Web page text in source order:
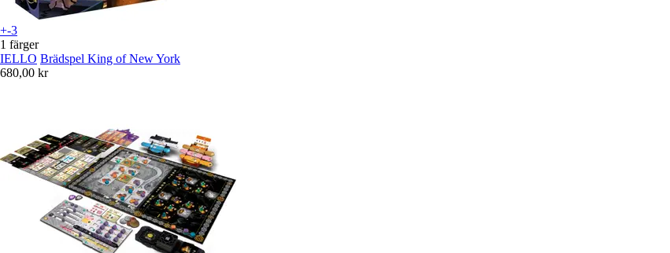
+-3
1 färger
IELLO Brädspel King of New York
680,00 kr